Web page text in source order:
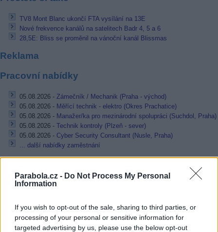
Parabola.cz - Do Not Process My Personal
Information
If you wish to opt-out of the sale, sharing to third parties, or
processing of your personal or sensitive information for
targeted advertising by us, please use the below opt-out
TV8 Mont Blanc ukončí FTA vysílání na 13E
Nové frekvence kanálů na satelitech Badr 4, 5 a 6
28,5E: Bliss se proměnil na vánoční kanál Blissmas
Reklama
Pracovní nabídky
05.08.2026 - Zámečník / Mechanik (Praha - východ)
05.08.2026 - Měřící technik - elektro (Okres Prachatice)
05.08.2026 - Manažer/ka pro mezinárodní spolupráci (Suchdol, Praha)
05.08.2026 - Technik kontroly (Plzeň - sever)
05.08.2026 - Cyber Security Consultant (Nusle, Praha)
... další nabídky zaměstnání
Vybrané články